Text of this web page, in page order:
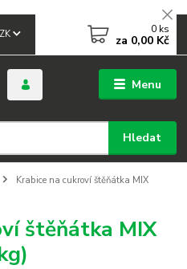
Menu
Hledat
0 ks
za 0,00 Kč
Krabice na cukroví štěňátka MIX
štěňátka MIX